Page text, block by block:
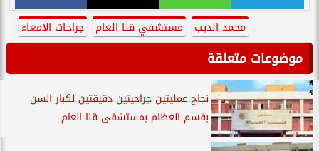
محمد الديب مستشفي قنا العام جراحات الامعاء
موضوعات متعلقة
نجاح عمليتين جراحيتين دقيقتين لكبار السن
بقسم العظام بمستشفى قنا العام